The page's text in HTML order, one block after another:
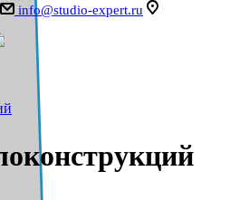
info@studio-expert.ru